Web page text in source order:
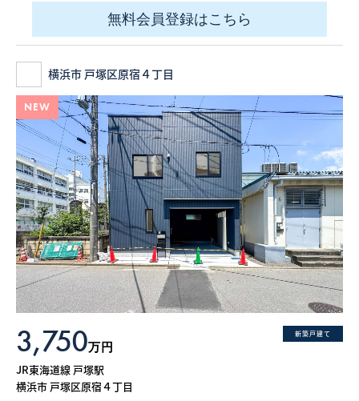
無料会員登録はこちら
横浜市 戸塚区原宿４丁目
NEW
新築戸建て
3,750万円
JR東海道線 戸塚駅
横浜市 戸塚区原宿４丁目